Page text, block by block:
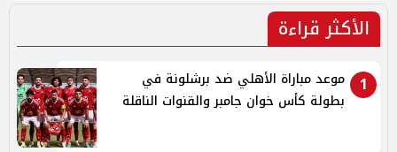
الأكثر قراءة
1
موعد مباراة الأهلي ضد برشلونة في
بطولة كأس خوان جامبر والقنوات الناقلة